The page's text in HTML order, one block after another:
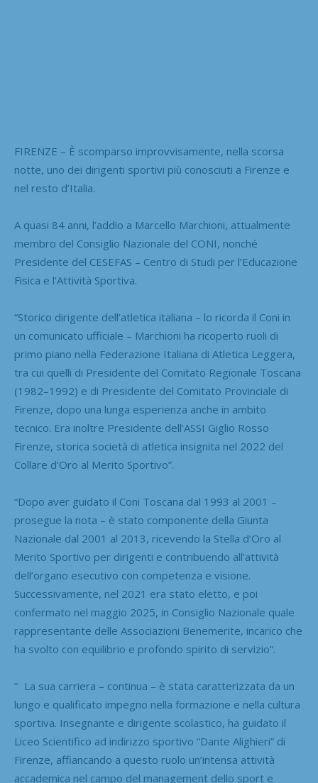
FIRENZE – È scomparso improvvisamente, nella scorsa
notte, uno dei dirigenti sportivi più conosciuti a Firenze e
nel resto d’Italia.
A quasi 84 anni, l’addio a Marcello Marchioni, attualmente
membro del Consiglio Nazionale del CONI, nonché
Presidente del CESEFAS – Centro di Studi per l’Educazione
Fisica e l’Attività Sportiva.
“Storico dirigente dell’atletica italiana – lo ricorda il Coni in
un comunicato ufficiale – Marchioni ha ricoperto ruoli di
primo piano nella Federazione Italiana di Atletica Leggera,
tra cui quelli di Presidente del Comitato Regionale Toscana
(1982–1992) e di Presidente del Comitato Provinciale di
Firenze, dopo una lunga esperienza anche in ambito
tecnico. Era inoltre Presidente dell’ASSI Giglio Rosso
Firenze, storica società di atletica insignita nel 2022 del
Collare d’Oro al Merito Sportivo”.
“Dopo aver guidato il Coni Toscana dal 1993 al 2001 –
prosegue la nota – è stato componente della Giunta
Nazionale dal 2001 al 2013, ricevendo la Stella d’Oro al
Merito Sportivo per dirigenti e contribuendo all’attività
dell’organo esecutivo con competenza e visione.
Successivamente, nel 2021 era stato eletto, e poi
confermato nel maggio 2025, in Consiglio Nazionale quale
rappresentante delle Associazioni Benemerite, incarico che
ha svolto con equilibrio e profondo spirito di servizio”.
“ La sua carriera – continua – è stata caratterizzata da un
lungo e qualificato impegno nella formazione e nella cultura
sportiva. Insegnante e dirigente scolastico, ha guidato il
Liceo Scientifico ad indirizzo sportivo “Dante Alighieri” di
Firenze, affiancando a questo ruolo un’intensa attività
accademica nel campo del management dello sport e